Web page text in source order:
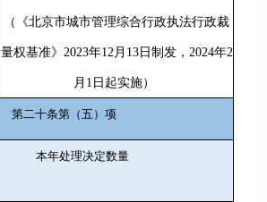
（《北京市城市管理综合行政执法行政裁
量权基准》2023年12月13日制发，2024年2
月1日起实施）
第二十条第（五）项
本年处理决定数量